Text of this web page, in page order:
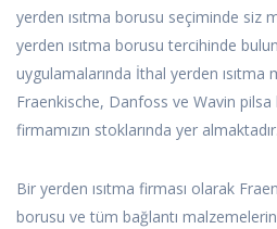
yerden ısıtma borusu seçiminde siz
yerden ısıtma borusu tercihinde
uygulamalarında İthal yerden
Fraenkische, Danfoss ve Wavin pilsa
firmamızın stoklarında yer almaktadır.
Bir yerden ısıtma firması olarak
borusu ve tüm bağlantı